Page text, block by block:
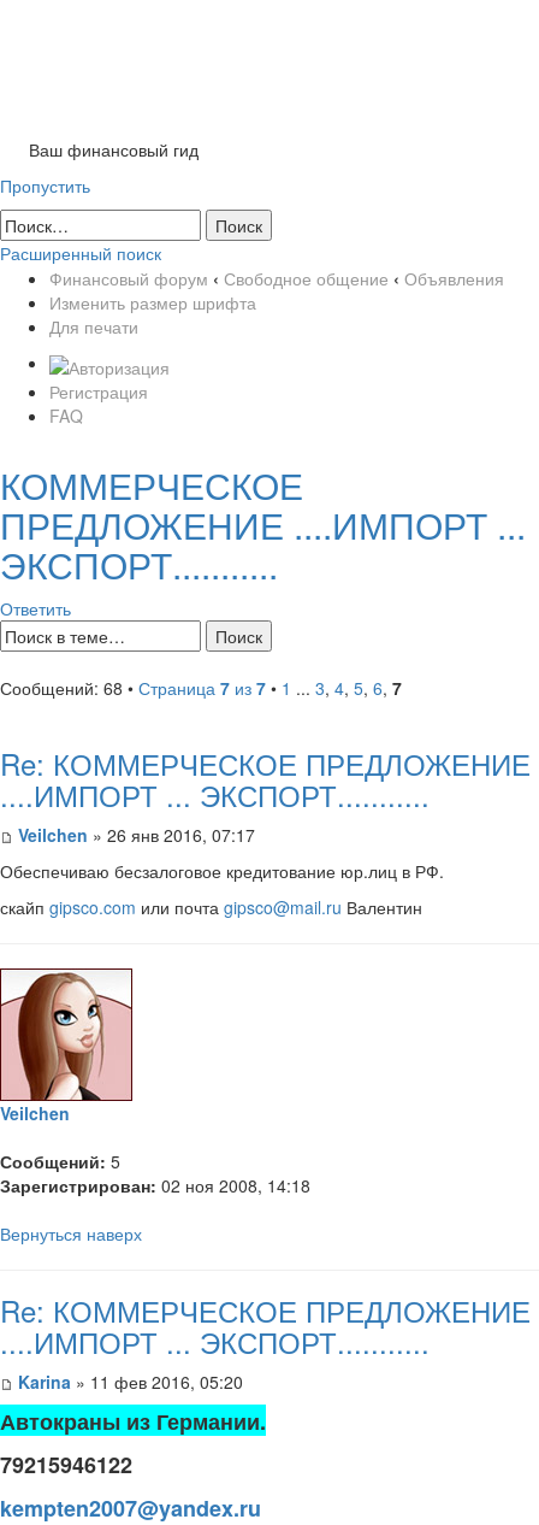
Ваш финансовый гид
Пропустить
Расширенный поиск
Финансовый форум ‹ Свободное общение ‹ Объявления
Изменить размер шрифта
Для печати
Регистрация
FAQ
КОММЕРЧЕСКОЕ
ПРЕДЛОЖЕНИЕ ....ИМПОРТ ...
ЭКСПОРТ...........
Ответить
Сообщений: 68 • Страница 7 из 7 • 1 ... 3, 4, 5, 6, 7
Re: КОММЕРЧЕСКОЕ ПРЕДЛОЖЕНИЕ
....ИМПОРТ ... ЭКСПОРТ...........
Veilchen » 26 янв 2016, 07:17
Обеспечиваю бесзалоговое кредитование юр.лиц в РФ.
скайп gipsco.com или почта gipsco@mail.ru Валентин
Veilchen
Сообщений: 5
Зарегистрирован: 02 ноя 2008, 14:18
Вернуться наверх
Re: КОММЕРЧЕСКОЕ ПРЕДЛОЖЕНИЕ
....ИМПОРТ ... ЭКСПОРТ...........
Karina » 11 фев 2016, 05:20
Автокраны из Германии.
79215946122
kempten2007@yandex.ru